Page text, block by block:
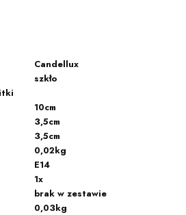
Candellux
szkło
10cm
3,5cm
3,5cm
0,02kg
E14
1x
brak w zestawie
0,03kg